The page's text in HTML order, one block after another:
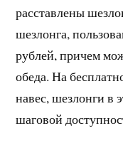
расставлены
шезлонга,
рублей, причем
обеда. На
навес, шезлонги в
шаговой